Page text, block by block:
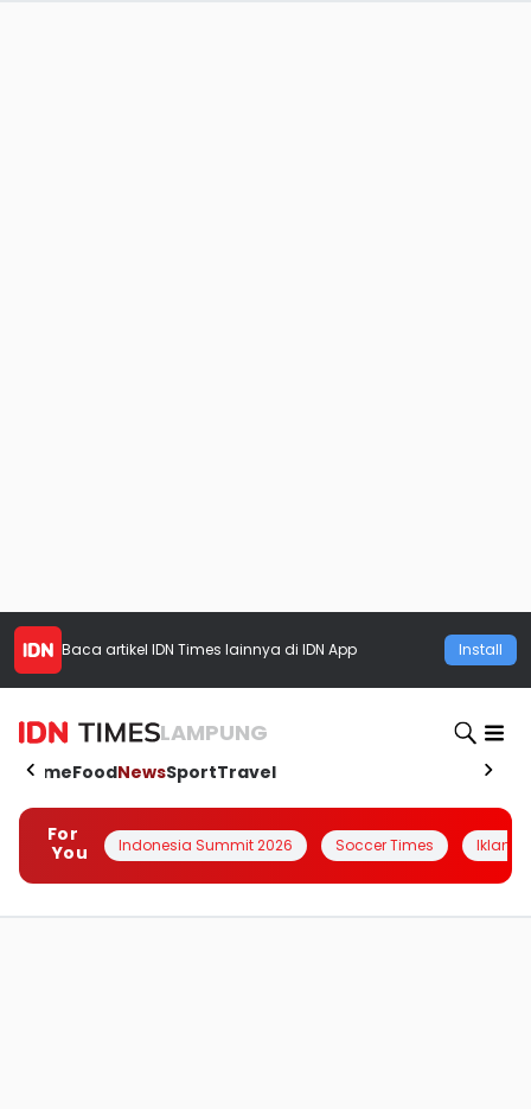
Baca artikel IDN Times lainnya di IDN App Install
LAMPUNG
HomeFoodNewsSportTravel
For
You
Indonesia Summit 2026 Soccer Times Iklanin